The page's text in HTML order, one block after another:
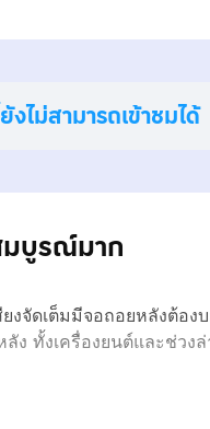
ไม่สามารถเข้าชมได้
มบูรณ์มาก
จัดเต็มมีจอถอยหลังต้อ
ง ทั้งเครื่องยนต์และช่ว